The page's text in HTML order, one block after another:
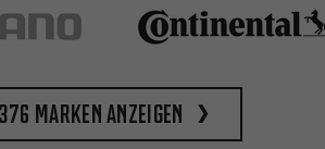
Marken anzeigen